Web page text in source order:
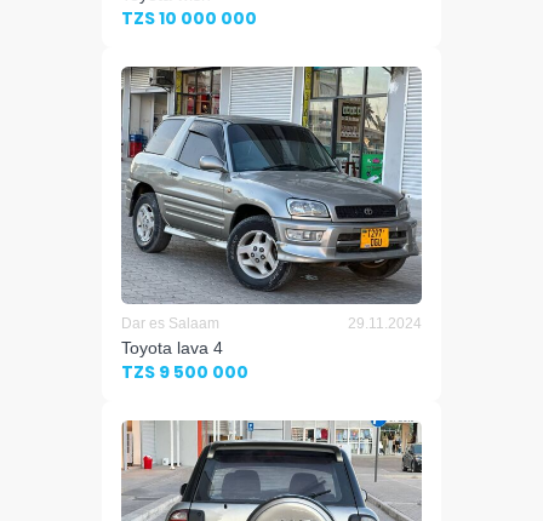
TZS 10 000 000
Dar es Salaam 29.11.2024
Toyota lava 4
TZS 9 500 000